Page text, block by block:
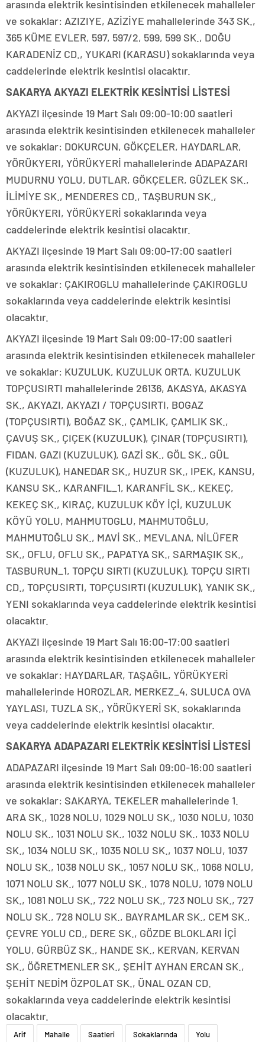
arasında elektrik kesintisinden etkilenecek mahalleler
ve sokaklar: AZIZIYE, AZİZİYE mahallelerinde 343 SK.,
365 KÜME EVLER, 597, 597/2, 599, 599 SK., DOĞU
KARADENİZ CD., YUKARI (KARASU) sokaklarında veya
caddelerinde elektrik kesintisi olacaktır.
SAKARYA AKYAZI ELEKTRİK KESİNTİSİ LİSTESİ
AKYAZI ilçesinde 19 Mart Salı 09:00-10:00 saatleri
arasında elektrik kesintisinden etkilenecek mahalleler
ve sokaklar: DOKURCUN, GÖKÇELER, HAYDARLAR,
YÖRÜKYERI, YÖRÜKYERİ mahallelerinde ADAPAZARI
MUDURNU YOLU, DUTLAR, GÖKÇELER, GÜZLEK SK.,
İLİMİYE SK., MENDERES CD., TAŞBURUN SK.,
YÖRÜKYERI, YÖRÜKYERİ sokaklarında veya
caddelerinde elektrik kesintisi olacaktır.
AKYAZI ilçesinde 19 Mart Salı 09:00-17:00 saatleri
arasında elektrik kesintisinden etkilenecek mahalleler
ve sokaklar: ÇAKIROGLU mahallelerinde ÇAKIROGLU
sokaklarında veya caddelerinde elektrik kesintisi
olacaktır.
AKYAZI ilçesinde 19 Mart Salı 09:00-17:00 saatleri
arasında elektrik kesintisinden etkilenecek mahalleler
ve sokaklar: KUZULUK, KUZULUK ORTA, KUZULUK
TOPÇUSIRTI mahallelerinde 26136, AKASYA, AKASYA
SK., AKYAZI, AKYAZI / TOPÇUSIRTI, BOGAZ
(TOPÇUSIRTI), BOĞAZ SK., ÇAMLIK, ÇAMLIK SK.,
ÇAVUŞ SK., ÇIÇEK (KUZULUK), ÇINAR (TOPÇUSIRTI),
FIDAN, GAZI (KUZULUK), GAZİ SK., GÖL SK., GÜL
(KUZULUK), HANEDAR SK., HUZUR SK., IPEK, KANSU,
KANSU SK., KARANFIL_1, KARANFİL SK., KEKEÇ,
KEKEÇ SK., KIRAÇ, KUZULUK KÖY İÇİ, KUZULUK
KÖYÜ YOLU, MAHMUTOGLU, MAHMUTOĞLU,
MAHMUTOĞLU SK., MAVİ SK., MEVLANA, NİLÜFER
SK., OFLU, OFLU SK., PAPATYA SK., SARMAŞIK SK.,
TASBURUN_1, TOPÇU SIRTI (KUZULUK), TOPÇU SIRTI
CD., TOPÇUSIRTI, TOPÇUSIRTI (KUZULUK), YANIK SK.,
YENI sokaklarında veya caddelerinde elektrik kesintisi
olacaktır.
AKYAZI ilçesinde 19 Mart Salı 16:00-17:00 saatleri
arasında elektrik kesintisinden etkilenecek mahalleler
ve sokaklar: HAYDARLAR, TAŞAĞIL, YÖRÜKYERİ
mahallelerinde HOROZLAR, MERKEZ_4, SULUCA OVA
YAYLASI, TUZLA SK., YÖRÜKYERİ SK. sokaklarında
veya caddelerinde elektrik kesintisi olacaktır.
SAKARYA ADAPAZARI ELEKTRİK KESİNTİSİ LİSTESİ
ADAPAZARI ilçesinde 19 Mart Salı 09:00-16:00 saatleri
arasında elektrik kesintisinden etkilenecek mahalleler
ve sokaklar: SAKARYA, TEKELER mahallelerinde 1.
ARA SK., 1028 NOLU, 1029 NOLU SK., 1030 NOLU, 1030
NOLU SK., 1031 NOLU SK., 1032 NOLU SK., 1033 NOLU
SK., 1034 NOLU SK., 1035 NOLU SK., 1037 NOLU, 1037
NOLU SK., 1038 NOLU SK., 1057 NOLU SK., 1068 NOLU,
1071 NOLU SK., 1077 NOLU SK., 1078 NOLU, 1079 NOLU
SK., 1081 NOLU SK., 722 NOLU SK., 723 NOLU SK., 727
NOLU SK., 728 NOLU SK., BAYRAMLAR SK., CEM SK.,
ÇEVRE YOLU CD., DERE SK., GÖZDE BLOKLARI İÇİ
YOLU, GÜRBÜZ SK., HANDE SK., KERVAN, KERVAN
SK., ÖĞRETMENLER SK., ŞEHİT AYHAN ERCAN SK.,
ŞEHİT NEDİM ÖZPOLAT SK., ÜNAL OZAN CD.
sokaklarında veya caddelerinde elektrik kesintisi
olacaktır.
Arif Mahalle Saatleri Sokaklarında Yolu